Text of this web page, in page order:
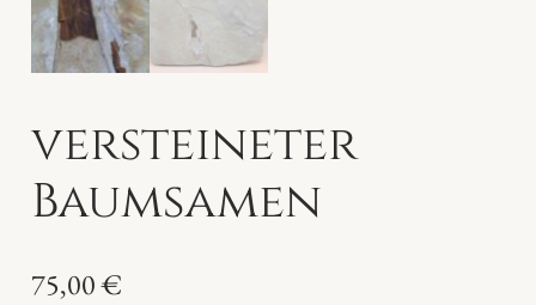
versteineter
Baumsamen
75,00€